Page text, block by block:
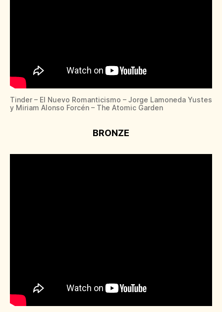
Tinder – El Nuevo Romanticismo – Jorge Lamoneda Yustes
y Miriam Alonso Forcén – The Atomic Garden
BRONZE